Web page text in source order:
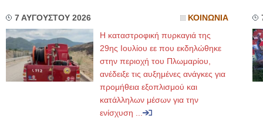
7 ΑΥΓΟΥΣΤΟΥ 2026 ΚΟΙΝΩΝΙΑ
Η καταστροφική πυρκαγιά της
29ης Ιουλίου εε που εκδηλώθηκε
στην περιοχή του Πλωμαρίου,
ανέδειξε τις αυξημένες ανάγκες για
προμήθεια εξοπλισμού και
κατάλληλων μέσων για την
ενίσχυση ...